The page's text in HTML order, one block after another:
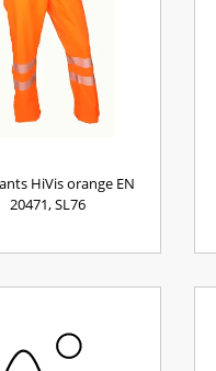
HiVis orange EN
20471, SL76